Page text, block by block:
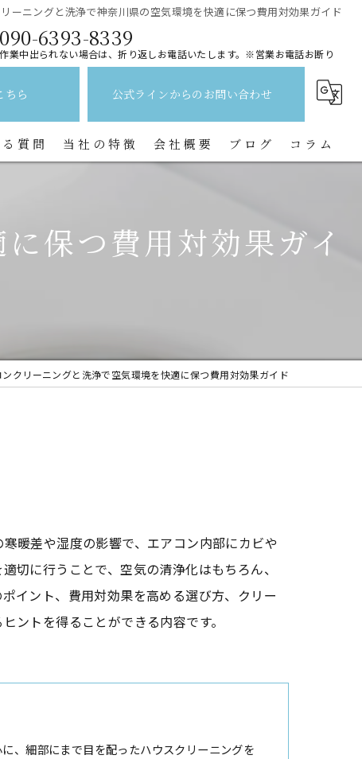
ーニングと洗浄で神奈川県の空気環境を快適に保つ費用対効果ガイド
090-6393-8339
作業中出られない場合は、折り返しお電話いたします。※営業お電話お断り
ちら 公式ラインからのお問い合わせ
質問 当社の特徴
水回り
トイレ
会社概要 ブログ コラム
保つ費用対効果ガイ
クリーニングと洗浄で空気環境を快適に保つ費用対効果ガイド
暖差や湿度の影響で、エアコン内部にカビや
切に行うことで、空気の清浄化はもちろん、
イント、費用対効果を高める選び方、クリー
ントを得ることができる内容です。
、細部にまで目を配ったハウスクリーニングを